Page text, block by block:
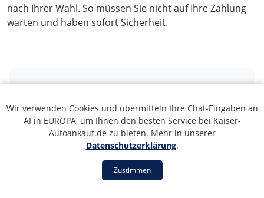
nach Ihrer Wahl. So müssen Sie nicht auf Ihre Zahlung
warten und haben sofort Sicherheit.
Inhaltsverzeichnis: Alles zum
Autoankauf in Wiesenbach
Baden
1. Der Profi-Autoankauf in Wiesenbach Baden
– seriös, fair & schnell
Wir verwenden Cookies und übermitteln Ihre Chat-Eingaben an
AI in EUROPA, um Ihnen den besten Service bei Kaiser-
Autoankauf.de zu bieten. Mehr in unserer
Datenschutzerklärung.
Zustimmen